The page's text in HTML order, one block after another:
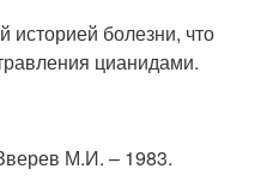
историей болезни, что
цианидами.
М.И. – 1983.